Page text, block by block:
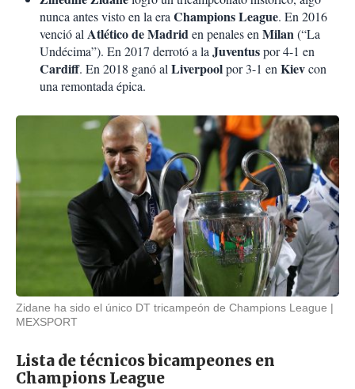
nunca antes visto en la era Champions League. En 2016
venció al Atlético de Madriden penales en Milan(“La
Undécima”). En 2017 derrotó a la Juventuspor 4-1 en
Cardiff. En 2018 ganó al Liverpoolpor 3-1 en Kievcon
una remontada épica.
Zidane ha sido el único DT tricampeón de Champions League
MEXSPORT
Lista de técnicos bicampeones en
Champions League